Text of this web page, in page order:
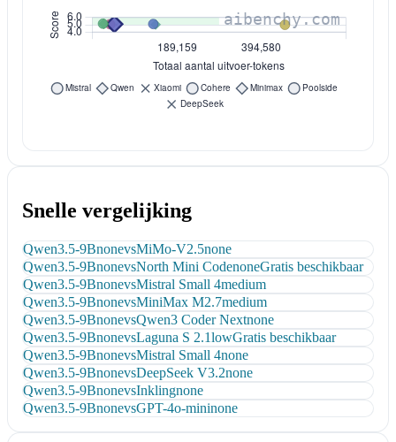
Snelle vergelijking
Qwen3.5-9BnonevsMiMo-V2.5none
Qwen3.5-9BnonevsNorth Mini CodenoneGratis beschikbaar
Qwen3.5-9BnonevsMistral Small 4medium
Qwen3.5-9BnonevsMiniMax M2.7medium
Qwen3.5-9BnonevsQwen3 Coder Nextnone
Qwen3.5-9BnonevsLaguna S 2.1lowGratis beschikbaar
Qwen3.5-9BnonevsMistral Small 4none
Qwen3.5-9BnonevsDeepSeek V3.2none
Qwen3.5-9BnonevsInklingnone
Qwen3.5-9BnonevsGPT-4o-mininone